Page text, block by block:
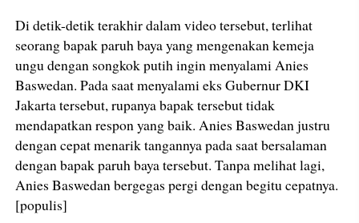
Di detik-detik terakhir dalam video tersebut, terlihat
seorang bapak paruh baya yang mengenakan kemeja
ungu dengan songkok putih ingin menyalami Anies
Baswedan. Pada saat menyalami eks Gubernur DKI
Jakarta tersebut, rupanya bapak tersebut tidak
mendapatkan respon yang baik. Anies Baswedan justru
dengan cepat menarik tangannya pada saat bersalaman
dengan bapak paruh baya tersebut. Tanpa melihat lagi,
Anies Baswedan bergegas pergi dengan begitu cepatnya.
[populis]